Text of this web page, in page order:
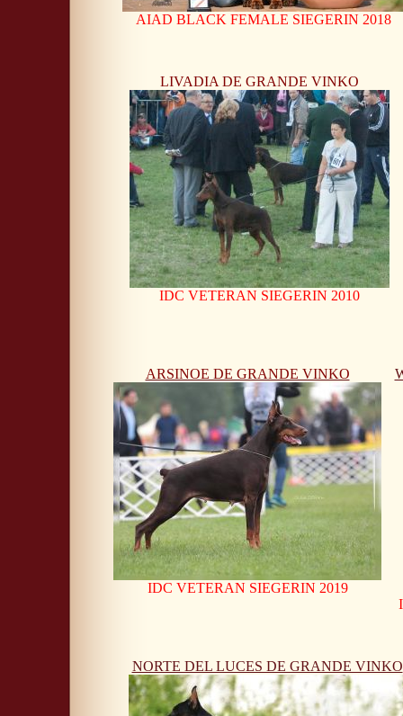
AIAD BLACK FEMALE SIEGERIN 2018
LIVADIA DE GRANDE VINKO
IDC VETERAN SIEGERIN 2010
ARSINOE DE GRANDE VINKO
IDC VETERAN SIEGERIN 2019
NORTE DEL LUCES DE GRANDE VINKO